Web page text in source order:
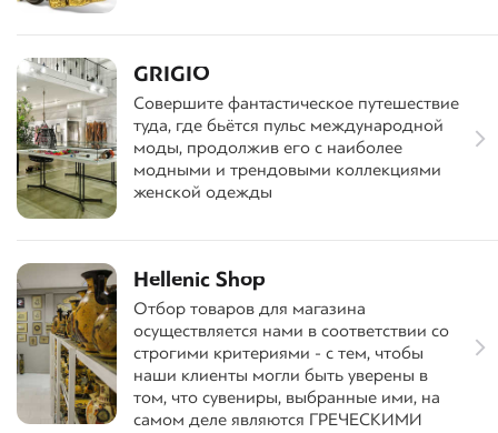
GRIGIO
Совершите фантастическое путешествие
туда, где бьётся пульс международной
моды, продолжив его с наиболее
модными и трендовыми коллекциями
женской одежды
Hellenic Shop
Отбор товаров для магазина
осуществляется нами в соответствии со
строгими критериями - с тем, чтобы
наши клиенты могли быть уверены в
том, что сувениры, выбранные ими, на
самом деле являются ГРЕЧЕСКИМИ